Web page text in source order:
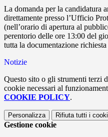
La domanda per la candidatura
direttamente presso l’Ufficio
(nell’orario di apertura al
perentorio delle ore 13:00 del
tutta la documentazione
Notizie
Questo sito o gli strumenti terzi
cookie necessari al
COOKIE POLICY.
Personalizza Rifiuta tutti i
Gestione cookie